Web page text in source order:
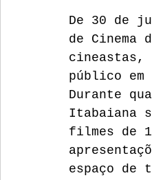
De 30 de
de
público
Durante
Itabaiana
filmes de
espaço de